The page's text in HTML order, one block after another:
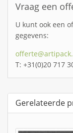
Vraag een
U kunt ook een
gegevens:
T: +31(0)20 717
Gerelateerde